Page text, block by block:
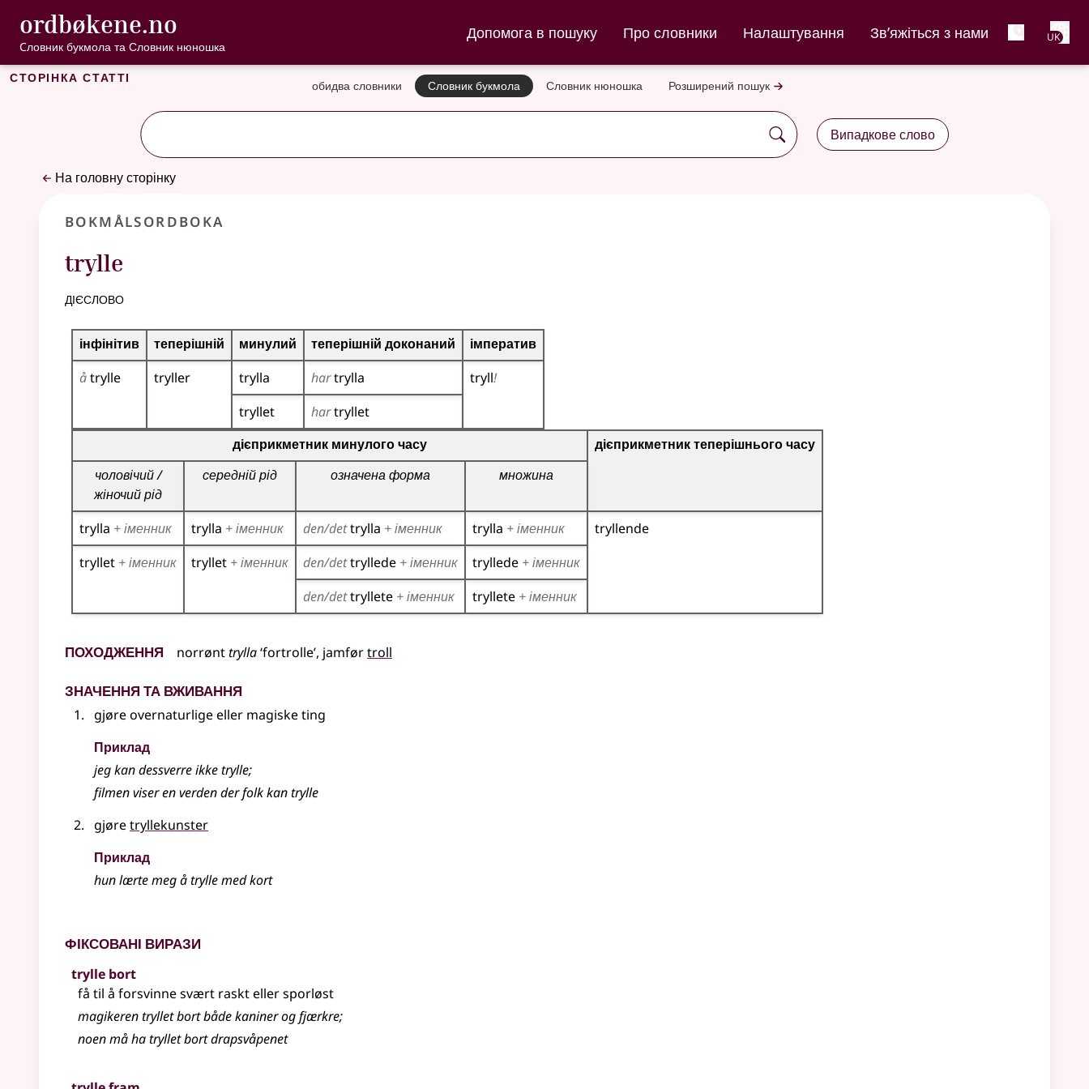
Перейти до основного вмісту
Доступність
ordbøkene.no , Cловник букмола та Словник нюношка
Cловник букмола та Словник нюношка
Допомога в пошуку Про словники Налаштування Зв’яжіться з нами UK
Сторінка статті обидва словники Словник букмола Словник нюношка Розширений пошук
Випадкове слово
На головну сторінку
Bokmålsordboka
trylle
дієслово
Таблиця відмінювання для цього дієслова
інфінітив теперішній минулий теперішній доконаний
імператив
åtrylle tryller trylla hartrylla tryll!
tryllet
hartryllet
Таблиця відмінювання дієприкметників для цього дієслова
дієприкметник минулого часу
дієприкметник теперішнього часу
чоловічий /
жіночий рід
середній рід означена форма множина
trylla + іменник trylla + іменник den/dettrylla + іменник trylla + іменник
tryllende
tryllet + іменник tryllet + іменник den/dettryllede + іменник tryllede + іменник
den/dettryllete + іменник tryllete + іменник
Походження norrønttrylla‘fortrolle’, jamførtroll
Значення та вживання
gjøre overnaturlige eller magiske ting
Приклад
jeg kan dessverre ikke trylle;
filmen viser en verden der folk kan trylle
gjøretryllekunster
Приклад
hun lærte meg åtryllemed kort
Фіксовані вирази
trylle bort
få til å forsvinne svært raskt eller sporløst
magikeren tryllet bort både kaniner og fjærkre;
noen må ha tryllet bort drapsvåpenet